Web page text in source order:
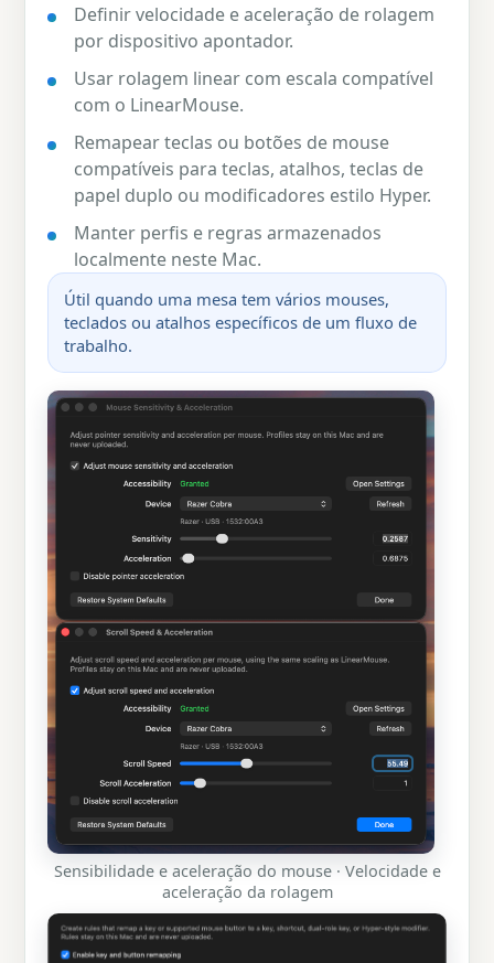
Definir velocidade e aceleração de rolagem
por dispositivo apontador.
Usar rolagem linear com escala compatível
com o LinearMouse.
Remapear teclas ou botões de mouse
compatíveis para teclas, atalhos, teclas de
papel duplo ou modificadores estilo Hyper.
Manter perfis e regras armazenados
localmente neste Mac.
Útil quando uma mesa tem vários mouses,
teclados ou atalhos específicos de um fluxo de
trabalho.
Sensibilidade e aceleração do mouse · Velocidade e
aceleração da rolagem